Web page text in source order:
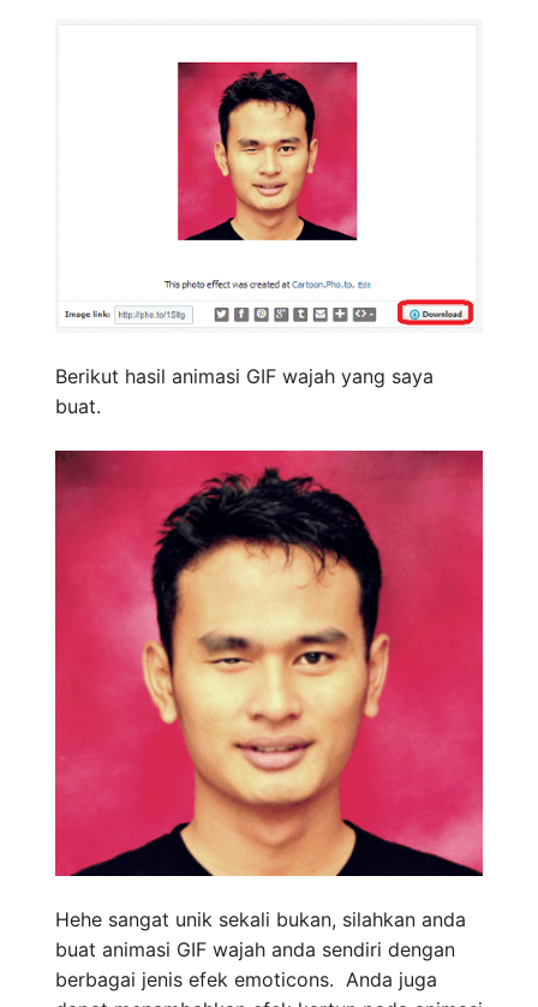
Berikut hasil animasi GIF wajah yang saya
buat.
Hehe sangat unik sekali bukan, silahkan anda
buat animasi GIF wajah anda sendiri dengan
berbagai jenis efek emoticons. Anda juga